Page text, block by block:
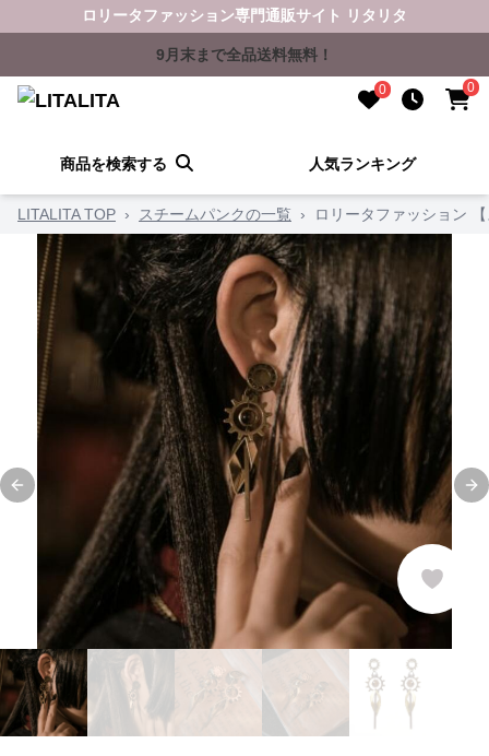
ロリータファッション専門通販サイト リタリタ
9月末まで全品送料無料！
0 0
商品を検索する 人気ランキング
LITALITA TOP › スチームパンクの一覧 › ロリータファッション
Previous slide